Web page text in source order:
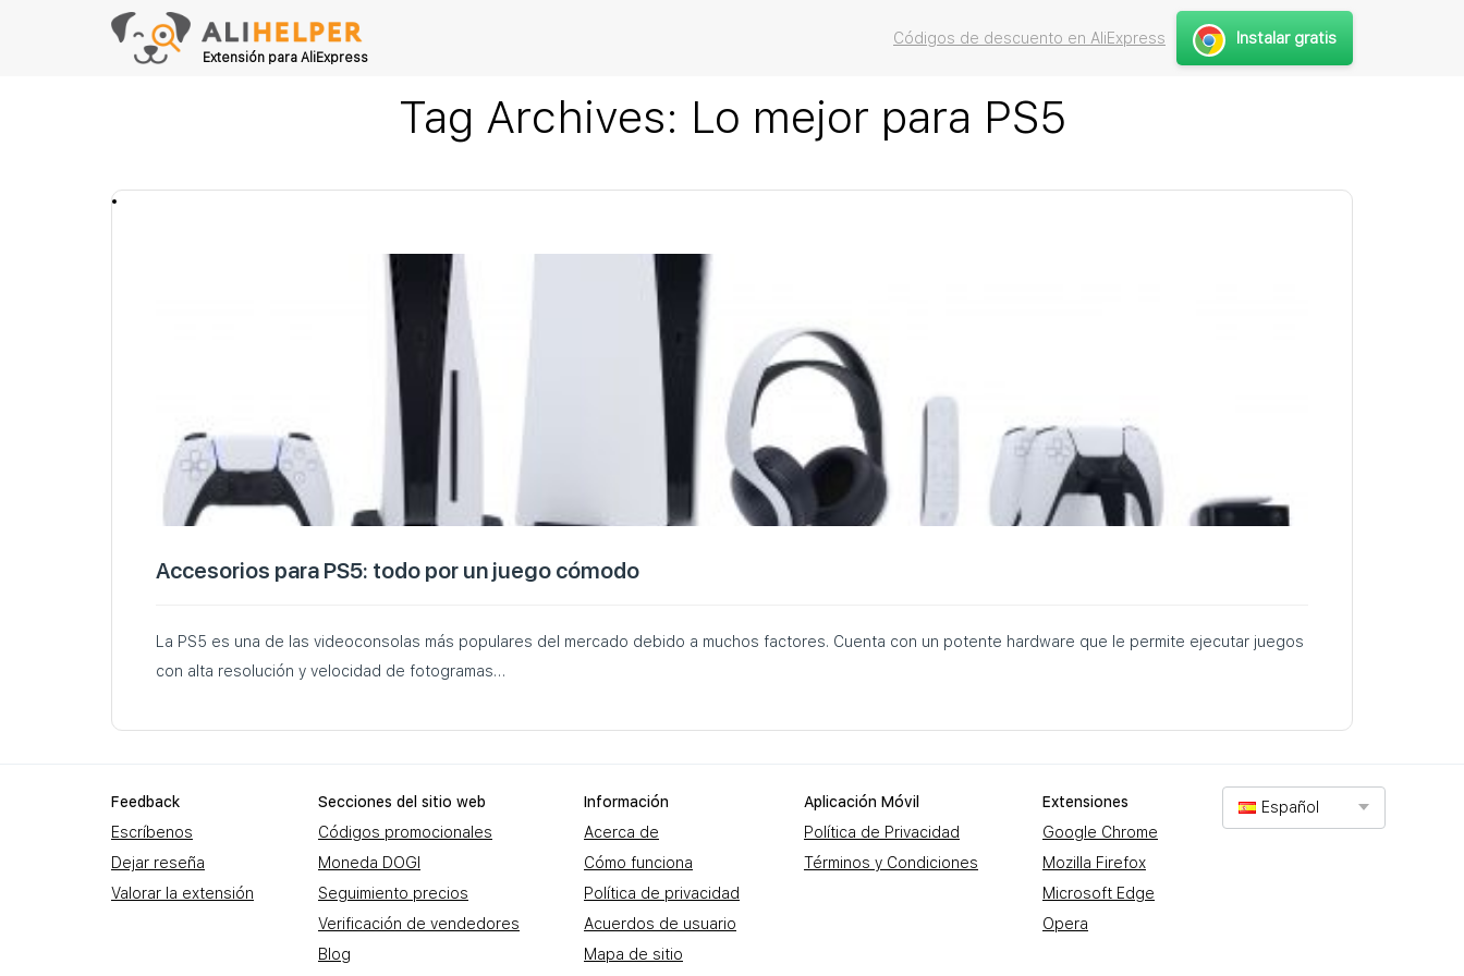
Extensión para AliExpress
Códigos de descuento en AliExpress Instalar gratis
Tag Archives: Lo mejor para PS5
Accesorios para PS5: todo por un juego cómodo
La PS5 es una de las videoconsolas más populares del mercado debido a muchos factores. Cuenta con un potente hardware que le permite ejecutar juegos
con alta resolución y velocidad de fotogramas…
Feеdback
Escríbenos
Dejar reseña
Valorar la extensión
Secciones del sitio web
Códigos promocionales
Moneda DOGI
Seguimiento precios
Verificación de vendedores
Blog
Información
Acerca de
Cómo funciona
Política de privacidad
Acuerdos de usuario
Mapa de sitio
Aplicación Móvil
Política de Privacidad
Términos y Condiciones
Extensiones
Google Chrome
Mozilla Firefox
Microsoft Edge
Opera
Español